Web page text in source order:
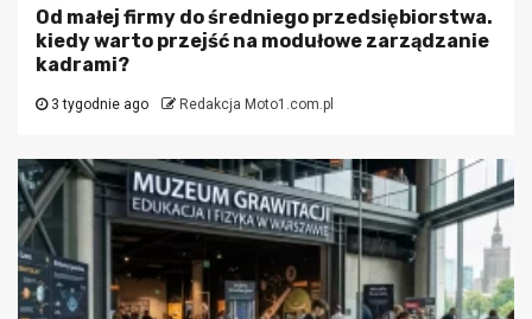
Od małej firmy do średniego przedsiębiorstwa.
kiedy warto przejść na modułowe zarządzanie
kadrami?
3 tygodnie ago Redakcja Moto1.com.pl